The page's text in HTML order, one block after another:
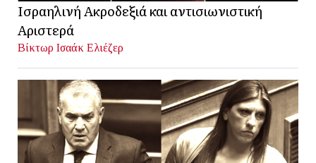
Ισραηλινή Ακροδεξιά και αντισιωνιστική
Αριστερά
Βίκτωρ Ισαάκ Ελιέζερ